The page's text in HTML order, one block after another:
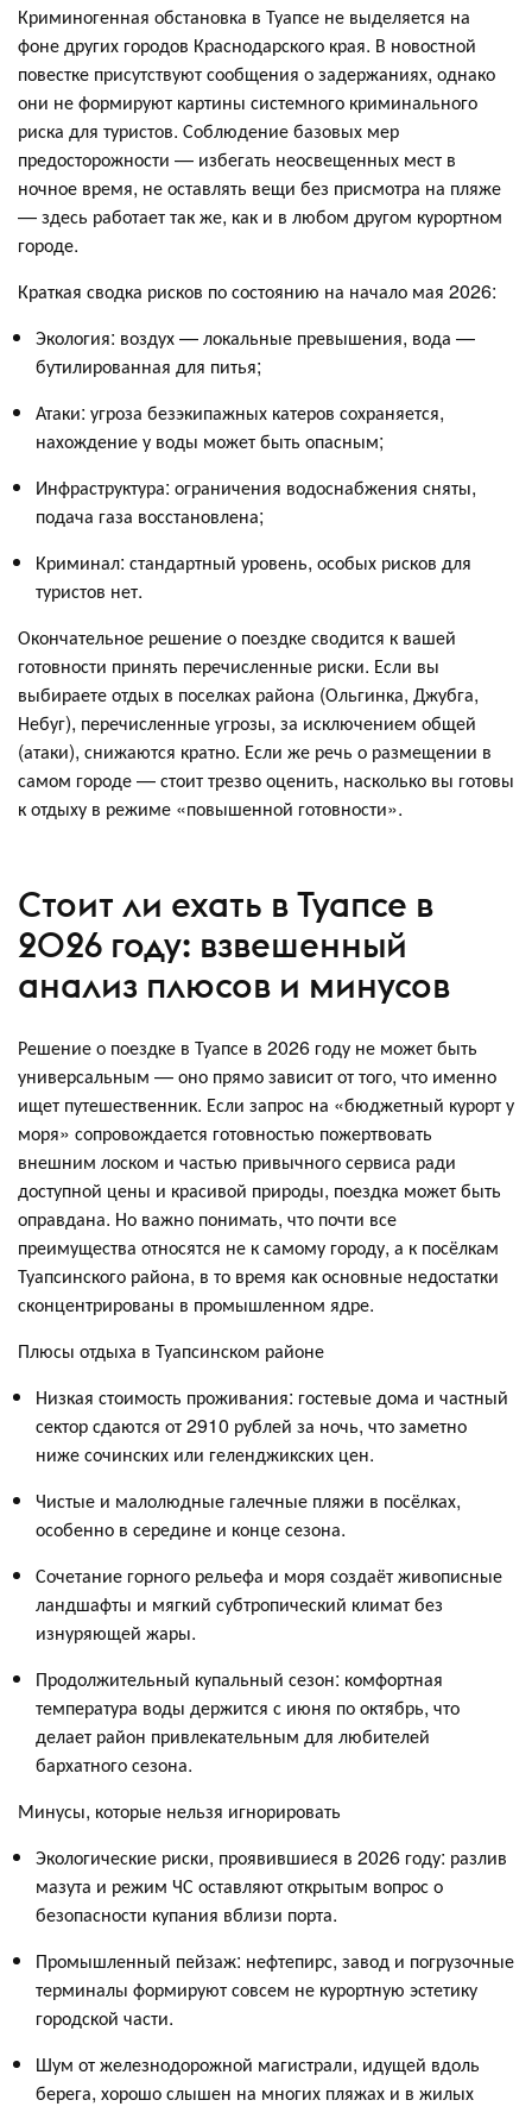
Криминогенная обстановка в Туапсе не выделяется на
фоне других городов Краснодарского края. В новостной
повестке присутствуют сообщения о задержаниях, однако
они не формируют картины системного криминального
риска для туристов. Соблюдение базовых мер
предосторожности — избегать неосвещенных мест в
ночное время, не оставлять вещи без присмотра на пляже
— здесь работает так же, как и в любом другом курортном
городе.
Краткая сводка рисков по состоянию на начало мая 2026:
Экология: воздух — локальные превышения, вода —
бутилированная для питья;
Атаки: угроза безэкипажных катеров сохраняется,
нахождение у воды может быть опасным;
Инфраструктура: ограничения водоснабжения сняты,
подача газа восстановлена;
Криминал: стандартный уровень, особых рисков для
туристов нет.
Окончательное решение о поездке сводится к вашей
готовности принять перечисленные риски. Если вы
выбираете отдых в поселках района (Ольгинка, Джубга,
Небуг), перечисленные угрозы, за исключением общей
(атаки), снижаются кратно. Если же речь о размещении в
самом городе — стоит трезво оценить, насколько вы готовы
к отдыху в режиме «повышенной готовности».
Стоит ли ехать в Туапсе в
2026 году: взвешенный
анализ плюсов и минусов
Решение о поездке в Туапсе в 2026 году не может быть
универсальным — оно прямо зависит от того, что именно
ищет путешественник. Если запрос на «бюджетный курорт у
моря» сопровождается готовностью пожертвовать
внешним лоском и частью привычного сервиса ради
доступной цены и красивой природы, поездка может быть
оправдана. Но важно понимать, что почти все
преимущества относятся не к самому городу, а к посёлкам
Туапсинского района, в то время как основные недостатки
сконцентрированы в промышленном ядре.
Плюсы отдыха в Туапсинском районе
Низкая стоимость проживания: гостевые дома и частный
сектор сдаются от 2910 рублей за ночь, что заметно
ниже сочинских или геленджикских цен.
Чистые и малолюдные галечные пляжи в посёлках,
особенно в середине и конце сезона.
Сочетание горного рельефа и моря создаёт живописные
ландшафты и мягкий субтропический климат без
изнуряющей жары.
Продолжительный купальный сезон: комфортная
температура воды держится с июня по октябрь, что
делает район привлекательным для любителей
бархатного сезона.
Минусы, которые нельзя игнорировать
Экологические риски, проявившиеся в 2026 году: разлив
мазута и режим ЧС оставляют открытым вопрос о
безопасности купания вблизи порта.
Промышленный пейзаж: нефтепирс, завод и погрузочные
терминалы формируют совсем не курортную эстетику
городской части.
Шум от железнодорожной магистрали, идущей вдоль
берега, хорошо слышен на многих пляжах и в жилых